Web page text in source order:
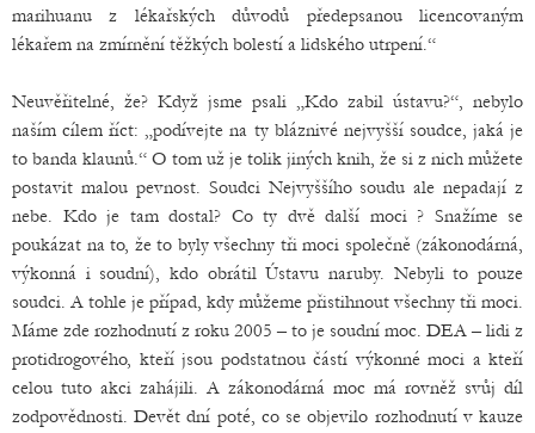
marihuanu z lékařských důvodů předepsanou licencovaným
lékařem na zmírnění těžkých bolestí a lidského utrpení.“
Neuvěřitelné, že? Když jsme psali „Kdo zabil ústavu?“, nebylo
naším cílem říct: „podívejte na ty bláznivé nejvyšší soudce, jaká je
to banda klaunů.“ O tom už je tolik jiných knih, že si z nich můžete
postavit malou pevnost. Soudci Nejvyššího soudu ale nepadají z
nebe. Kdo je tam dostal? Co ty dvě další moci ? Snažíme se
poukázat na to, že to byly všechny tři moci společně (zákonodárná,
výkonná i soudní), kdo obrátil Ústavu naruby. Nebyli to pouze
soudci. A tohle je případ, kdy můžeme přistihnout všechny tři moci.
Máme zde rozhodnutí z roku 2005 – to je soudní moc. DEA – lidi z
protidrogového, kteří jsou podstatnou částí výkonné moci a kteří
celou tuto akci zahájili. A zákonodárná moc má rovněž svůj díl
zodpovědnosti. Devět dní poté, co se objevilo rozhodnutí v kauze